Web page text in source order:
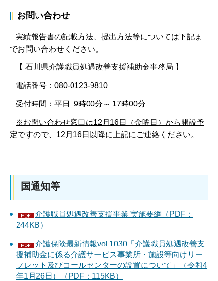
お問い合わせ
実績報告書の記載方法、提出方法等については下記ま
でお問い合わせください。
【 石川県介護職員処遇改善支援補助金事務局 】
電話番号：080-0123-9810
受付時間：平日 9時00分～ 17時00分
※お問い合わせ窓口は12月16日（金曜日）から開設予
定ですので、12月16日以降に上記にご連絡ください。
国通知等
介護職員処遇改善支援事業 実施要綱（PDF：
244KB）
介護保険最新情報vol.1030「介護職員処遇改善支
援補助金に係る介護サービス事業所・施設等向けリー
フレット及びコールセンターの設置について」（令和4
年1月26日）（PDF：115KB）